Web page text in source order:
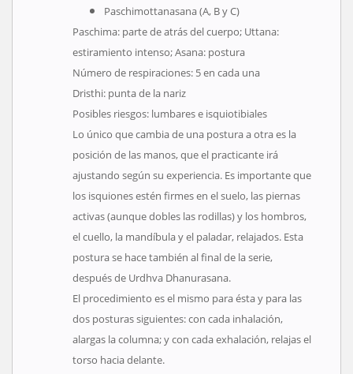
Paschimottanasana (A, B y C)
Paschima: parte de atrás del cuerpo; Uttana:
estiramiento intenso;Asana: postura
Número de respiraciones: 5 en cada una
Dristhi: punta de la nariz
Posibles riesgos: lumbares e isquiotibiales
Lo único que cambia de una postura a otra es la
posición de las manos, que el practicante irá
ajustando según su experiencia. Es importante que
los isquiones estén firmes en el suelo, las piernas
activas (aunque dobles las rodillas) y los hombros,
el cuello, la mandíbula y el paladar, relajados. Esta
postura se hace también al final de la serie,
después de Urdhva Dhanurasana.
El procedimiento es el mismo para ésta y para las
dos posturas siguientes: con cada inhalación,
alargas la columna; y con cada exhalación, relajas el
torso hacia delante.